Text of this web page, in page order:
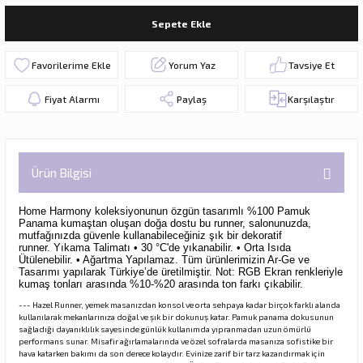
Sepete Ekle
Yorum Yaz Tavsiye Et
Fiyat Alarmı Paylaş Karşılaştır
Ürün Bilgisi
Home Harmony koleksiyonunun özgün tasarımlı %100 Pamuk
Panama kumaştan oluşan doğa dostu bu runner, salonunuzda,
mutfağınızda güvenle kullanabileceğiniz şık bir dekoratif
runner. Yıkama Talimatı • 30 °C'de yıkanabilir. • Orta Isıda
Ütülenebilir. • Ağartma Yapılamaz. Tüm ürünlerimizin Ar-Ge ve
Tasarımı yapılarak Türkiye’de üretilmiştir. Not: RGB Ekran renkleriyle
kumaş tonları arasında %10-%20 arasında ton farkı çıkabilir.
--- Hazel Runner, yemek masanızdan konsol ve orta sehpaya kadar birçok farklı alanda
kullanılarak mekanlarınıza doğal ve şık bir dokunuş katar. Pamuk panama dokusunun
sağladığı dayanıklılık sayesinde günlük kullanımda yıpranmadan uzun ömürlü
performans sunar. Misafir ağırlamalarında ve özel sofralarda masanıza sofistike bir
hava katarken bakımı da son derece kolaydır. Evinize zarif bir tarz kazandırmak için